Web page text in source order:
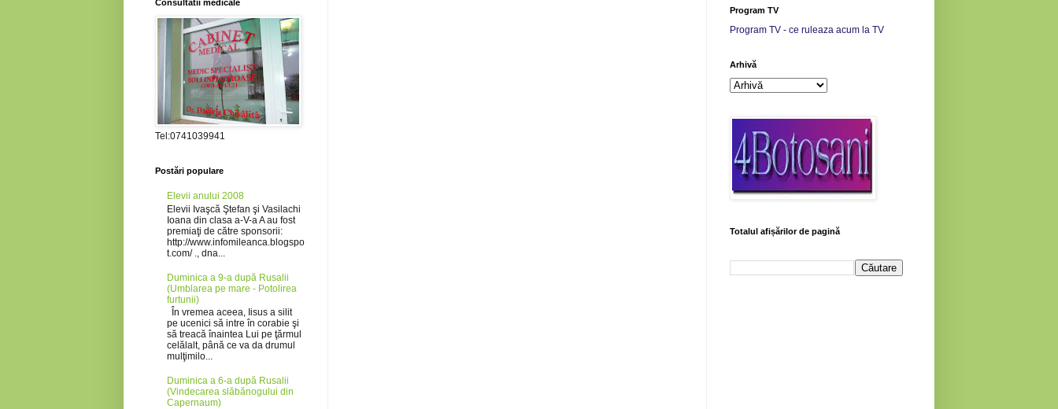
Consultatii medicale
Tel:0741039941
Postări populare
Elevii anului 2008
Elevii Ivaşcă Ştefan şi Vasilachi
Ioana din clasa a-V-a A au fost
premiaţi de către sponsorii:
http://www.infomileanca.blogspo
t.com/ ., dna...
Duminica a 9-a după Rusalii
(Umblarea pe mare - Potolirea
furtunii)
În vremea aceea, Iisus a silit
pe ucenici să intre în corabie şi
să treacă înaintea Lui pe ţărmul
celălalt, până ce va da drumul
mulţimilo...
Duminica a 6-a după Rusalii
(Vindecarea slăbănogului din
Capernaum)
Program TV
Program TV - ce ruleaza acum la TV
Arhivă
Totalul afișărilor de pagină